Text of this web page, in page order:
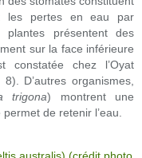
les pertes en eau par
plantes présentent des
sur la face inférieure
chez l’Oyat
D’autres organismes,
trigona) montrent une
de retenir l’eau.